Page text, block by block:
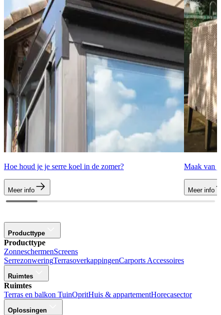
Hoe houd je je serre koel in de zomer?
Meer info
Maak van
Meer info
Producttype
Producttype
ZonneschermenScreens
SerrezonweringTerrasoverkappingenCarports Accessoires
Ruimtes
Ruimtes
Terras en balkon TuinOpritHuis & appartementHorecasector
Oplossingen